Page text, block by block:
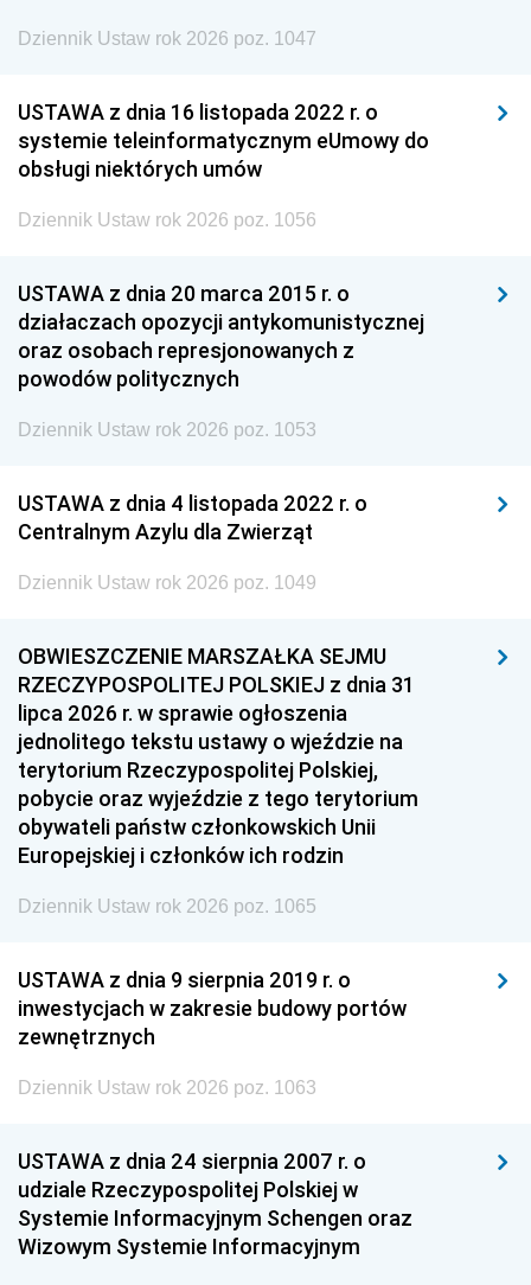
Dziennik Ustaw rok 2026 poz. 1047
USTAWA z dnia 16 listopada 2022 r. o
systemie teleinformatycznym eUmowy do
obsługi niektórych umów
Dziennik Ustaw rok 2026 poz. 1056
USTAWA z dnia 20 marca 2015 r. o
działaczach opozycji antykomunistycznej
oraz osobach represjonowanych z
powodów politycznych
Dziennik Ustaw rok 2026 poz. 1053
USTAWA z dnia 4 listopada 2022 r. o
Centralnym Azylu dla Zwierząt
Dziennik Ustaw rok 2026 poz. 1049
OBWIESZCZENIE MARSZAŁKA SEJMU
RZECZYPOSPOLITEJ POLSKIEJ z dnia 31
lipca 2026 r. w sprawie ogłoszenia
jednolitego tekstu ustawy o wjeździe na
terytorium Rzeczypospolitej Polskiej,
pobycie oraz wyjeździe z tego terytorium
obywateli państw członkowskich Unii
Europejskiej i członków ich rodzin
Dziennik Ustaw rok 2026 poz. 1065
USTAWA z dnia 9 sierpnia 2019 r. o
inwestycjach w zakresie budowy portów
zewnętrznych
Dziennik Ustaw rok 2026 poz. 1063
USTAWA z dnia 24 sierpnia 2007 r. o
udziale Rzeczypospolitej Polskiej w
Systemie Informacyjnym Schengen oraz
Wizowym Systemie Informacyjnym